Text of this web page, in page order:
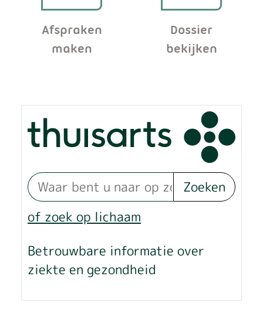
e
n
p
r
a
k
t
i
j
Afspraken
maken
Dossier
bekijken
Zoeken
of zoek op lichaam
Betrouwbare informatie over
ziekte en gezondheid